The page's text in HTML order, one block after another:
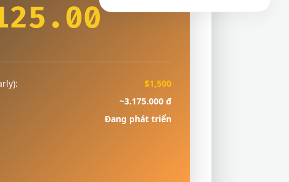
$1,500
~3.175.000 đ
Đang phát triển